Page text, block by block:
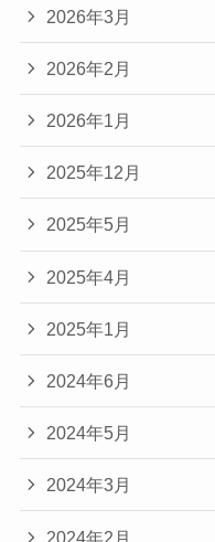
2026年3月
2026年2月
2026年1月
2025年12月
2025年5月
2025年4月
2025年1月
2024年6月
2024年5月
2024年3月
2024年2月